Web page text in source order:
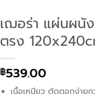
เฌอร่า แผ่นผนั
ตรง
฿539.00
เนื้อเหนียว ตัดตอกง่ายก